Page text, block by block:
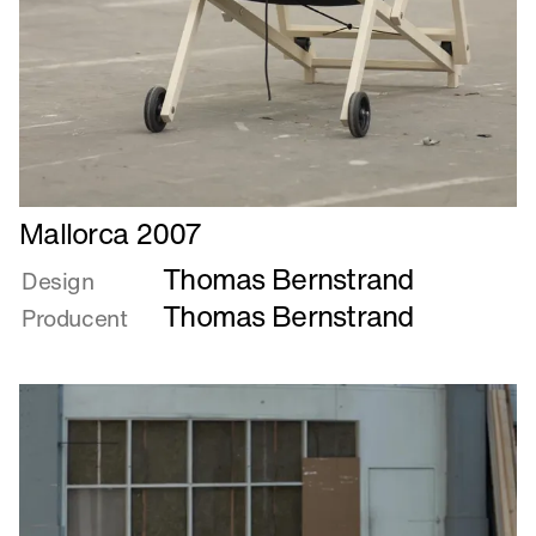
Læs
mere
om
Mallorca
2007
Mallorca 2007
Design Thomas Bernstrand
Producent Thomas Bernstrand